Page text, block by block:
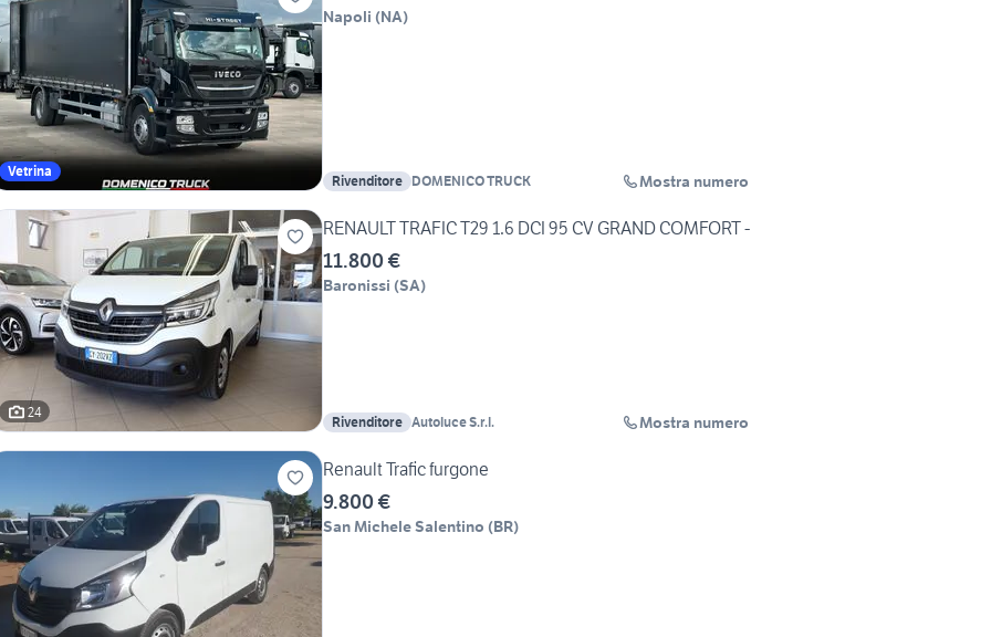
Vetrina
Napoli (NA)
Rivenditore DOMENICO TRUCK Mostra numero
24
RENAULT TRAFIC T29 1.6 DCI 95 CV GRAND COMFORT -
11.800 €
Baronissi (SA)
Rivenditore Autoluce S.r.l. Mostra numero
Renault Trafic furgone
9.800 €
San Michele Salentino (BR)